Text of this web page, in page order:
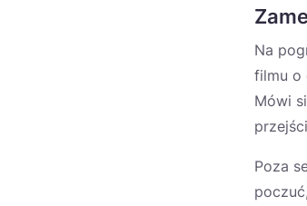
Na
filmu o
Mówi
Poza